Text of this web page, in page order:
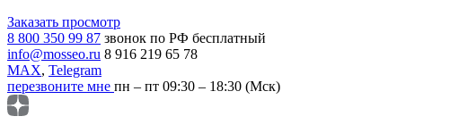
Заказать просмотр
8 800 350 99 87 звонок по РФ бесплатный
info@mosseo.ru 8 916 219 65 78
MAX, Telegram
перезвоните мне пн – пт 09:30 – 18:30 (Мск)